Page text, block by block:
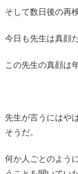
そして数日後の再
今日も先生は真顔
この先生の真顔は
先生が言うにはや
そうだ。
何か人ごとのよう